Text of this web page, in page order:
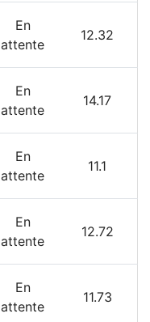
En
attente
12.32
En
attente
14.17
En
attente
11.1
En
attente
12.72
En
attente
11.73